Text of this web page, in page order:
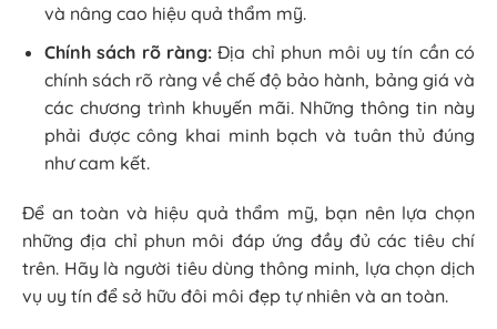
và nâng cao hiệu quả thẩm mỹ.
Chính sách rõ ràng: Địa chỉ phun môi uy tín cần có
chính sách rõ ràng về chế độ bảo hành, bảng giá và
các chương trình khuyến mãi. Những thông tin này
phải được công khai minh bạch và tuân thủ đúng
như cam kết.
Để an toàn và hiệu quả thẩm mỹ, bạn nên lựa chọn
những địa chỉ phun môi đáp ứng đầy đủ các tiêu chí
trên. Hãy là người tiêu dùng thông minh, lựa chọn dịch
vụ uy tín để sở hữu đôi môi đẹp tự nhiên và an toàn.